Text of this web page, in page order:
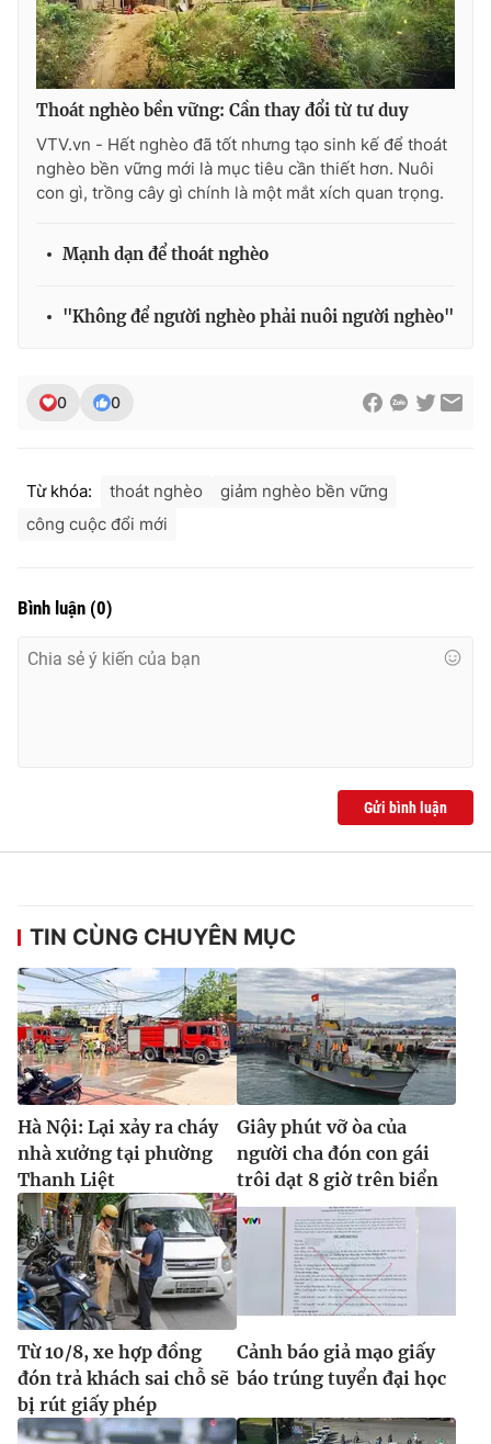
Ðiện thoại Thời báo VTV:024.66 897 897
Email:toasoan@vtv.vn
Liên hệ quảng cáo:024-7300.7108
thuận bằng văn bản. Ghi rõ nguồn VTV.vn khi phát hành lại
thông tin từ website này.
Thoát nghèo bền vững: Cần thay đổi từ tư duy
VTV.vn - Hết nghèo đã tốt nhưng tạo sinh kế để thoát
nghèo bền vững mới là mục tiêu cần thiết hơn. Nuôi
con gì, trồng cây gì chính là một mắt xích quan trọng.
Mạnh dạn để thoát nghèo
"Không để người nghèo phải nuôi người nghèo"
0 0
Từ khóa: thoát nghèo
giảm nghèo bền vững
công cuộc đổi mới
Bình luận (0)
Gửi bình luận
TIN CÙNG CHUYÊN MỤC
Hà Nội: Lại xảy ra cháy
nhà xưởng tại phường
Thanh Liệt
Giây phút vỡ òa của
người cha đón con gái
trôi dạt 8 giờ trên biển
Từ 10/8, xe hợp đồng
đón trả khách sai chỗ sẽ
bị rút giấy phép
Cảnh báo giả mạo giấy
báo trúng tuyển đại học